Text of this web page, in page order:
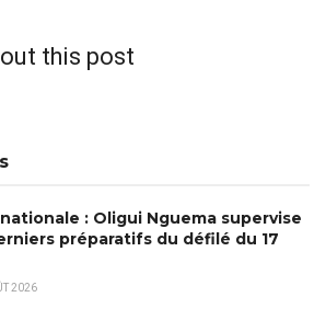
this post
: Oligui Nguema supervise
préparatifs du défilé du 17
2026